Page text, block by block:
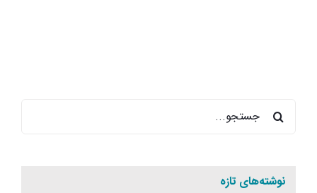
جستجو
برای:
نوشته‌های تازه